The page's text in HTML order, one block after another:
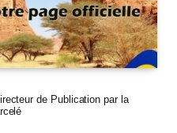
de Publication par la